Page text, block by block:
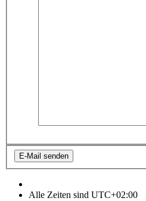
Alle Zeiten sind UTC+02:00